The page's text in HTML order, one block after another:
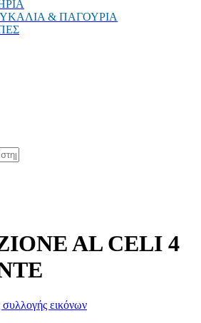
& ΠΑΓΟΥΡΙΑ
AL CELI 4
εικόνων